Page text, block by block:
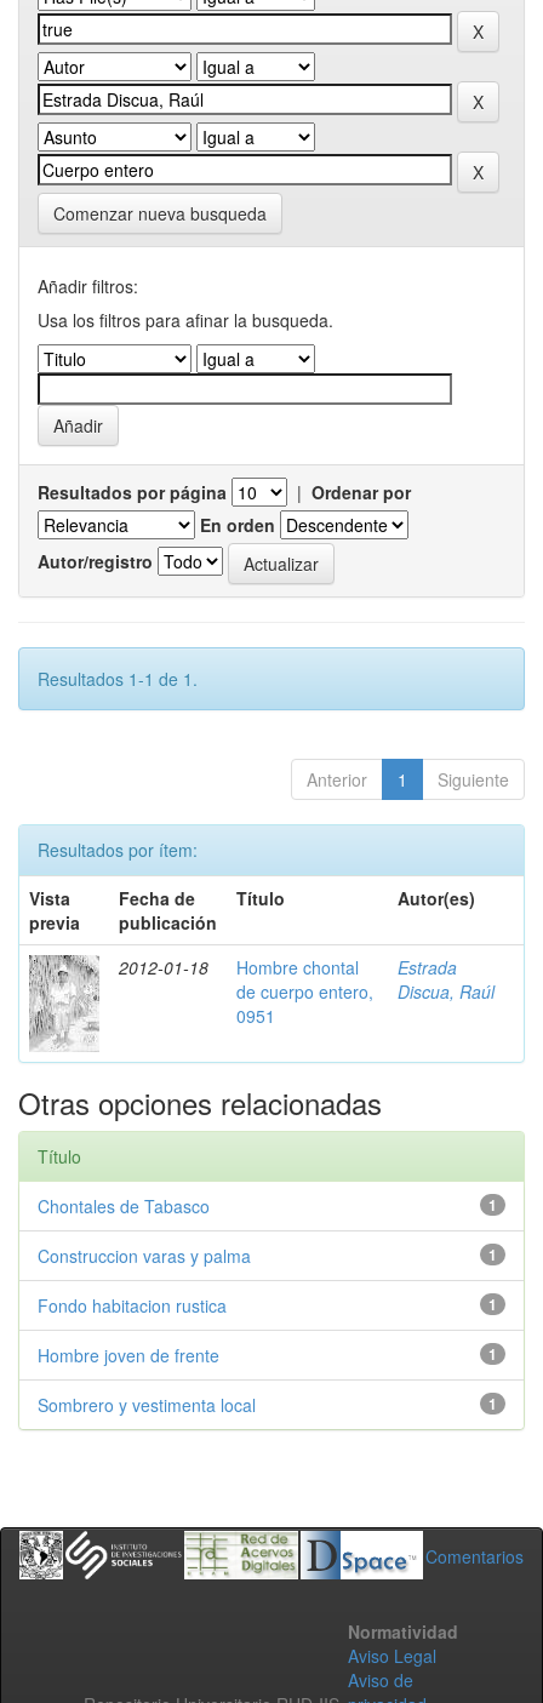
Comenzar nueva busqueda
Añadir filtros:
Usa los filtros para afinar la busqueda.
Resultados por página | Ordenar por
En orden
Autor/registro
Resultados 1-1 de 1.
Anterior 1 Siguiente
Resultados por ítem:
Vista
previa
Fecha de
publicación
Título Autor(es)
2012-01-18
Hombre chontal
de cuerpo entero,
0951
Estrada
Discua, Raúl
Otras opciones relacionadas
Título
1
Chontales de Tabasco
1
Construccion varas y palma
1
Fondo habitacion rustica
1
Hombre joven de frente
1
Sombrero y vestimenta local
Comentarios
Normatividad
Aviso Legal
Aviso de